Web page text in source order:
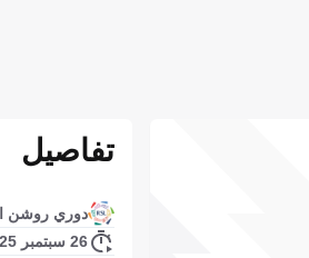
تفاصيل
دوري روشن
26 سبتمبر 2025, 14:00